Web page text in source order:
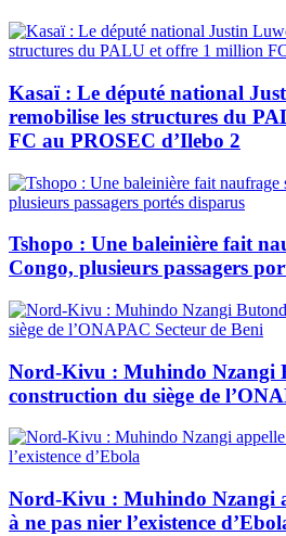
Kasaï : Le député national
remobilise les structures du
FC au PROSEC d’Ilebo 2
Tshopo : Une baleinière fait
Congo, plusieurs passagers
Nord-Kivu : Muhindo Nzangi
construction du siège de
Nord-Kivu : Muhindo Nzangi
à ne pas nier l’existence